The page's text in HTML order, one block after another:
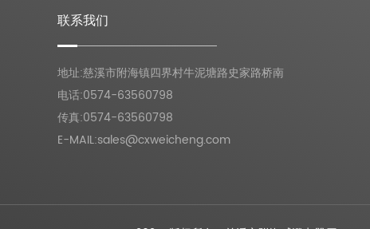
联系我们
地址:慈溪市附海镇四界村牛泥塘路史家路桥南
电话:0574-63560798
传真:0574-63560798
E-MAIL:sales@cxweicheng.com